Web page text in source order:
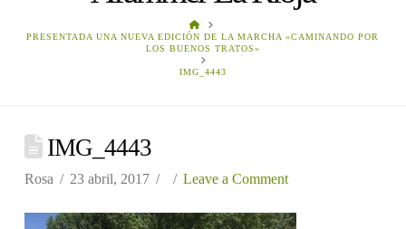
HOME
PRESENTADA UNA NUEVA EDICIÓN DE LA MARCHA «CAMINANDO POR
LOS BUENOS TRATOS»
IMG_4443
IMG_4443
Rosa 23 abril, 2017 Leave a Comment